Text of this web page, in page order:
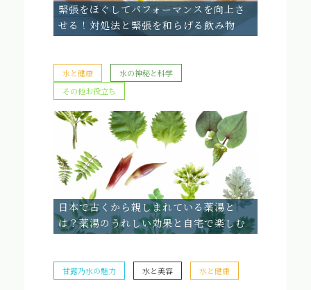
緊張をほぐしてパフォーマンスを向上さ
せる！対処法と緊張を和らげる飲み物
水と健康
水の神秘と科学
その他お役立ち
日本で古くから親しまれている薬湯と
は？薬湯のうれしい効果と自宅で楽しむ
方法
甘露乃水の魅力 水と美容 水と健康